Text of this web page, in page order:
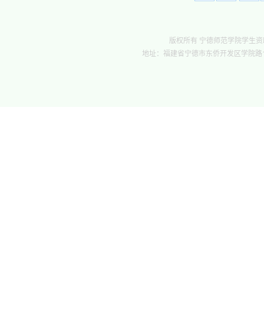
版权所有 宁德师范学院学生
地址：福建省宁德市东侨开发区学院